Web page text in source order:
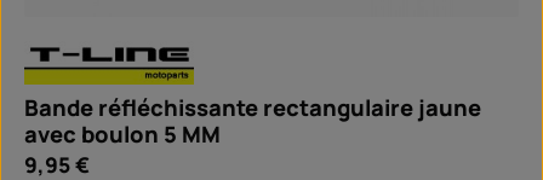
Bande réfléchissante rectangulaire jaune
avec boulon 5 MM
Prix régulier :
9,95 €